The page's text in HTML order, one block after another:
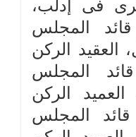
فى إدلب،
المجلس
العقيد الركن
المجلس
الركن
المجلس